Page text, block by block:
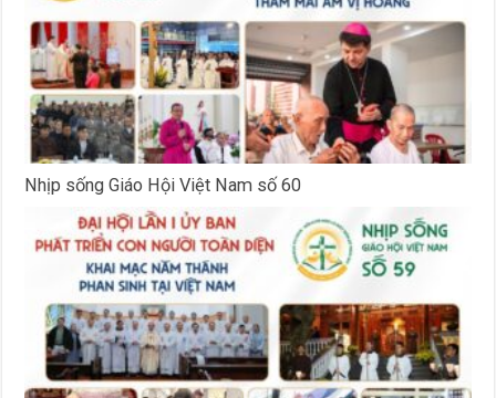
Nhịp sống Giáo Hội Việt Nam số 60